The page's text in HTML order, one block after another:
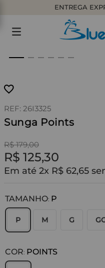
ENTREGA
: 26I3325
Sunga Points
R$ 179,00
R$ 125,30
Em até 2x R$ 62,65
TAMANHO: P
P M G
COR: POINTS